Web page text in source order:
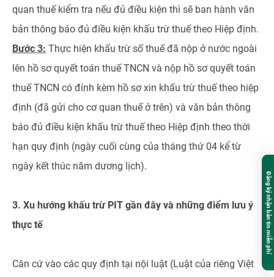
quan thuế kiểm tra nếu đủ điều kiện thì sẽ ban hành văn
bản thông báo đủ điều kiện khấu trừ thuế theo Hiệp định.
Bước 3: Thực hiện khấu trừ số thuế đã nộp ở nước ngoài
lên hồ sơ quyết toán thuế TNCN và nộp hồ sơ quyết toán
thuế TNCN có đính kèm hồ sơ xin khấu trừ thuế theo hiệp
định (đã gửi cho cơ quan thuế ở trên) và văn bản thông
báo đủ điều kiện khấu trừ thuế theo Hiệp định theo thời
hạn quy định (ngày cuối cùng của tháng thứ 04 kể từ
ngày kết thúc năm dương lịch).
3. Xu hướng khấu trừ PIT gần đây và những điểm lưu ý
thực tế
Căn cứ vào các quy định tại nội luật (Luật của riêng Việt
Đăng ký nhận bản tin miễn phí